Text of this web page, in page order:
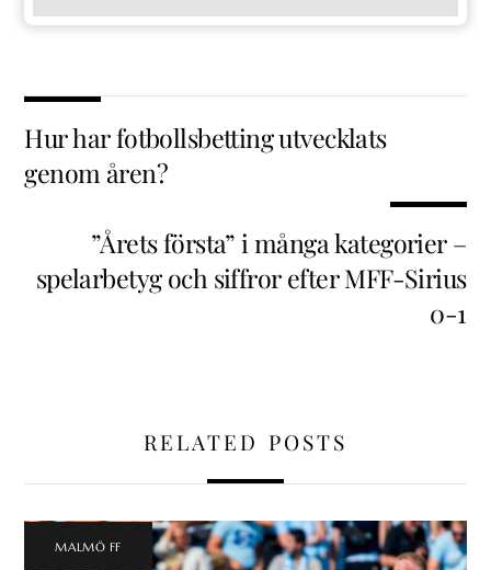
Hur har fotbollsbetting utvecklats
genom åren?
”Årets första” i många kategorier –
spelarbetyg och siffror efter MFF-Sirius
0-1
RELATED POSTS
MALMÖ FF